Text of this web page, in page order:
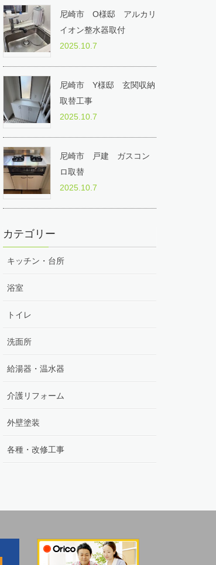
尼崎市 O様邸 アルカリ
イオン整水器取付
2025.10.7
尼崎市 Y様邸 玄関収納
取替工事
2025.10.7
尼崎市 戸建 ガスコン
ロ取替
2025.10.7
カテゴリー
キッチン・台所
浴室
トイレ
洗面所
給湯器・温水器
介護リフォーム
外壁塗装
各種・改修工事